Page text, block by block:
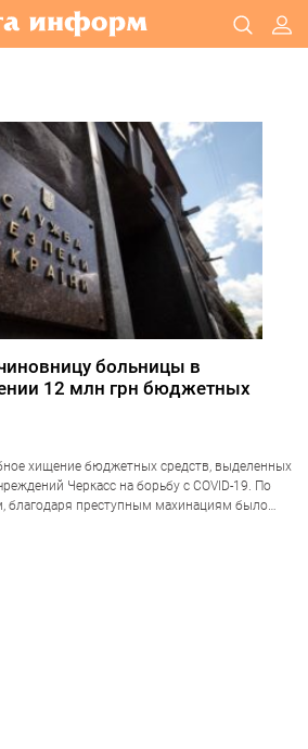
больницы в
12 млн грн бюджетных
хищение бюджетных средств, выделенных
Черкасс на борьбу с COVID-19. По
благодаря преступным махинациям было
Украины. Как установило